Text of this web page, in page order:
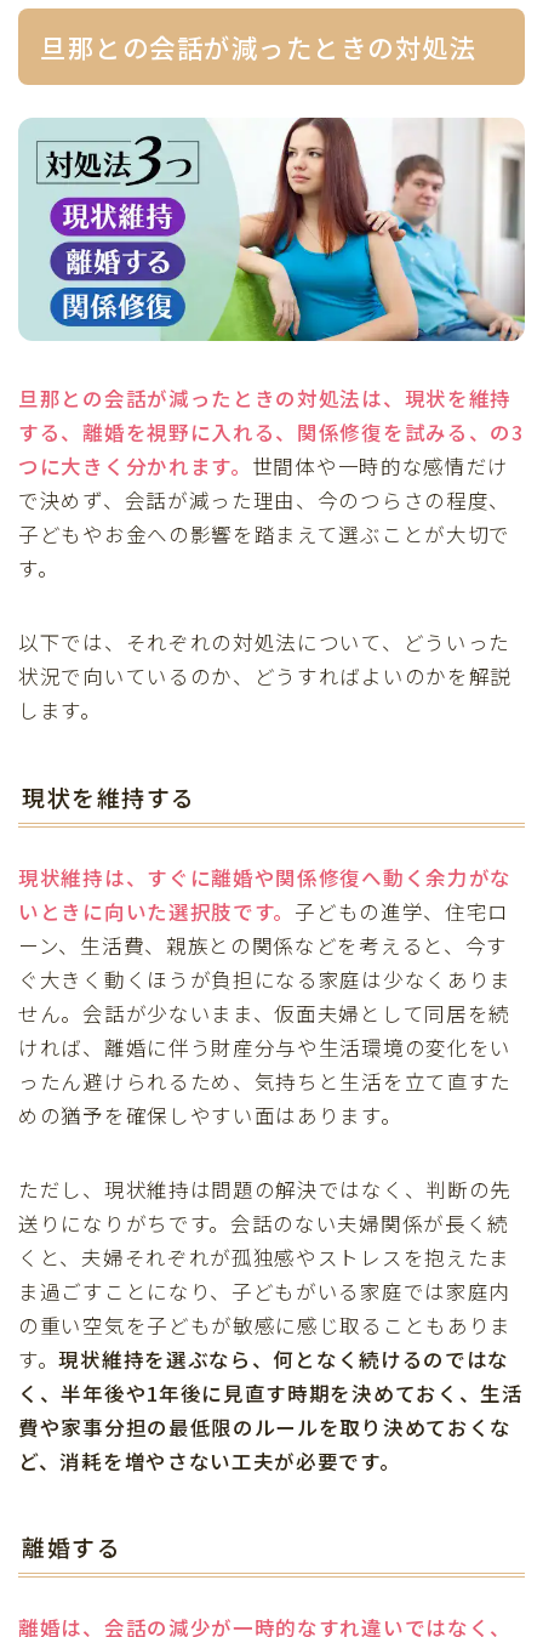
旦那との会話が減ったときの対処法
旦那との会話が減ったときの対処法は、現状を維持
する、離婚を視野に入れる、関係修復を試みる、の3
つに大きく分かれます。 世間体や一時的な感情だけ
で決めず、会話が減った理由、今のつらさの程度、
子どもやお金への影響を踏まえて選ぶことが大切で
す。
以下では、それぞれの対処法について、どういった
状況で向いているのか、どうすればよいのかを解説
します。
現状を維持する
現状維持は、すぐに離婚や関係修復へ動く余力がな
いときに向いた選択肢です。 子どもの進学、住宅ロ
ーン、生活費、親族との関係などを考えると、今す
ぐ大きく動くほうが負担になる家庭は少なくありま
せん。会話が少ないまま、仮面夫婦として同居を続
ければ、離婚に伴う財産分与や生活環境の変化をい
ったん避けられるため、気持ちと生活を立て直すた
めの猶予を確保しやすい面はあります。
ただし、現状維持は問題の解決ではなく、判断の先
送りになりがちです。会話のない夫婦関係が長く続
くと、夫婦それぞれが孤独感やストレスを抱えたま
ま過ごすことになり、子どもがいる家庭では家庭内
の重い空気を子どもが敏感に感じ取ることもありま
す。現状維持を選ぶなら、何となく続けるのではな
く、半年後や1年後に見直す時期を決めておく、生活
費や家事分担の最低限のルールを取り決めておくな
ど、消耗を増やさない工夫が必要です。
離婚する
離婚は、会話の減少が一時的なすれ違いではなく、